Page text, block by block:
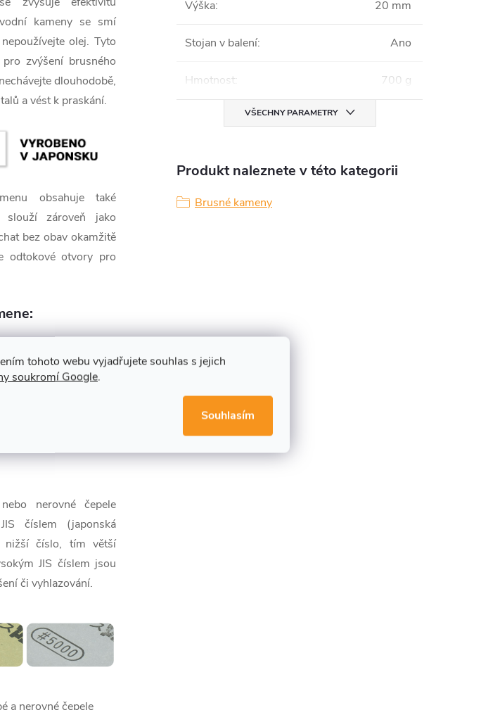
tohoto webu vyjadřujete souhlas s jejich
soukromí Google.
Souhlasím
kameny se smí
olej. Tyto
zvýšení brusného
dlouhodobě,
a vést k praskání.
obsahuje také
slouží zároveň jako
bez obav okamžitě
odtokové otvory pro
pouzdro
nerovné čepele
číslem (japonská
nižší číslo, tím větší
JIS číslem jsou
či vyhlazování.
a nerovné čepele
Výška: 20 mm
Stojan v balení: Ano
Hmotnost: 700 g
VŠECHNY PARAMETRY
Produkt naleznete v této kategorii
Brusné kameny